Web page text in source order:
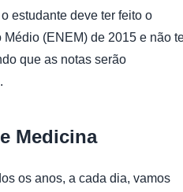
estudante deve ter feito o
(ENEM) de 2015 e não
que as notas serão
Medicina
os anos, a cada dia, vamos